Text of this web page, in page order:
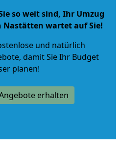
so weit sind, Ihr Umzug
Nastätten wartet auf Sie!
und natürlich
, damit Sie Ihr Budget
planen!
erhalten